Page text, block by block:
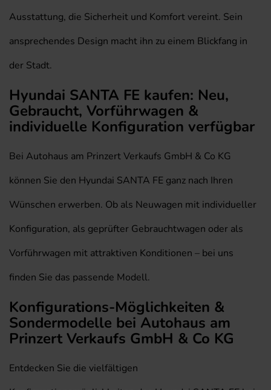
Ausstattung, die Sicherheit und Komfort vereint. Sein
ansprechendes Design macht ihn zu einem Blickfang in
der Stadt.
Hyundai SANTA FE kaufen: Neu,
Gebraucht, Vorführwagen &
individuelle Konfiguration verfügbar
Bei Autohaus am Prinzert Verkaufs GmbH & Co KG
können Sie den Hyundai SANTA FE ganz nach Ihren
Wünschen erwerben. Ob als Neuwagen mit individueller
Konfiguration, als geprüfter Gebrauchtwagen oder als
Vorführwagen mit attraktiven Konditionen – bei uns
finden Sie das passende Modell.
Konfigurations-Möglichkeiten &
Sondermodelle bei Autohaus am
Prinzert Verkaufs GmbH & Co KG
Entdecken Sie die vielfältigen